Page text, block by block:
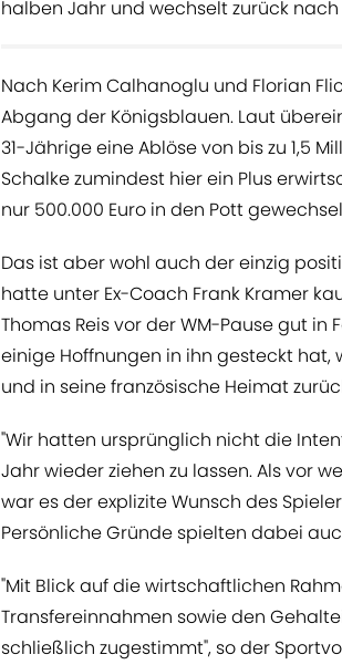
halben Jahr und wechselt zurück nach
Nach Kerim Calhanoglu und Florian
Abgang der Königsblauen. Laut
31-Jährige eine Ablöse von bis zu 1,5
Schalke zumindest hier ein Plus
nur 500.000 Euro in den Pott
Das ist aber wohl auch der einzig
hatte unter Ex-Coach Frank Kramer
Thomas Reis vor der WM-Pause gut
einige Hoffnungen in ihn gesteckt hat,
und in seine französische Heimat
"Wir hatten ursprünglich nicht die
Jahr wieder ziehen zu lassen. Als vor
war es der explizite Wunsch des
Persönliche Gründe spielten dabei
"Mit Blick auf die wirtschaftlichen
Transfereinnahmen sowie den
schließlich zugestimmt", so der